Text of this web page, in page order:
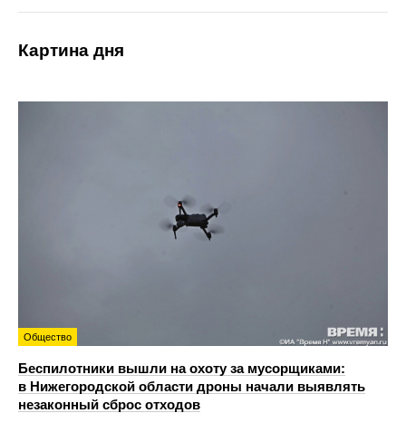
Картина дня
Общество
Беспилотники вышли на охоту за мусорщиками:
в Нижегородской области дроны начали выявлять
незаконный сброс отходов